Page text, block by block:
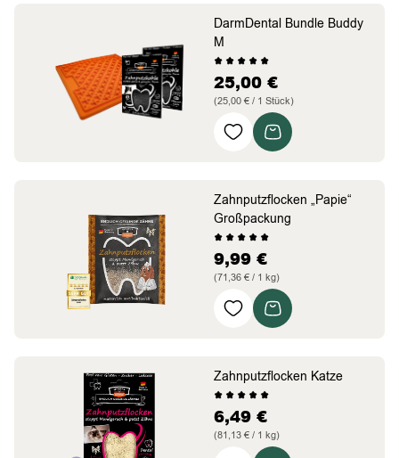
DarmDental Bundle Buddy
M
25,00 €
(25,00 € / 1 Stück)
Slow Feeder
Besser verdauen
Zahnputzflocken „Papie“
Großpackung
9,99 €
(71,36 € / 1 kg)
intensiv fürs Zahnstein
weg
auf der Schleckmatte
Zahnputzflocken Katze
6,49 €
(81,13 € / 1 kg)